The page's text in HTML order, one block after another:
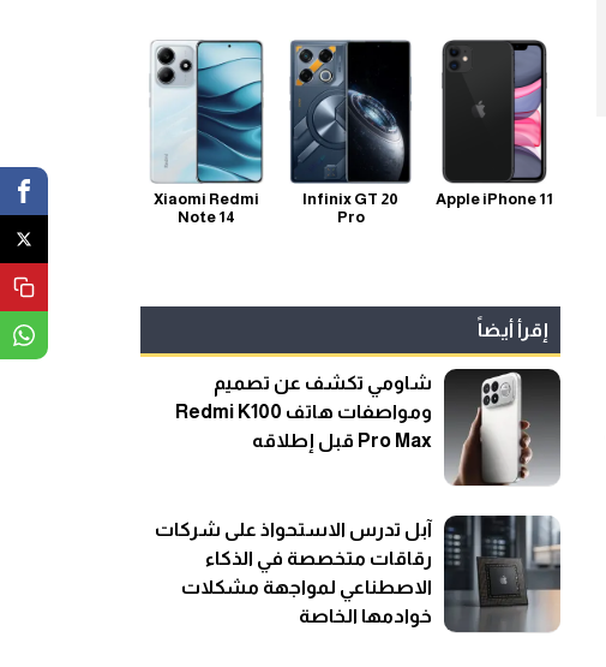
Apple iPhone 11
Infinix GT 20
Pro
Xiaomi Redmi
Note 14
إقرأ أيضاً
شاومي تكشف عن تصميم
ومواصفات هاتف Redmi K100
Pro Max قبل إطلاقه
آبل تدرس الاستحواذ على شركات
رقاقات متخصصة في الذكاء
الاصطناعي لمواجهة مشكلات
خوادمها الخاصة